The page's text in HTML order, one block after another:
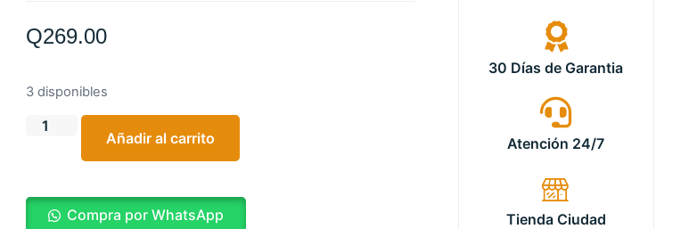
Q269.00
3 disponibles
Añadir al carrito
Compra por WhatsApp
30 Días de Garantia
Atención 24/7
Tienda Ciudad